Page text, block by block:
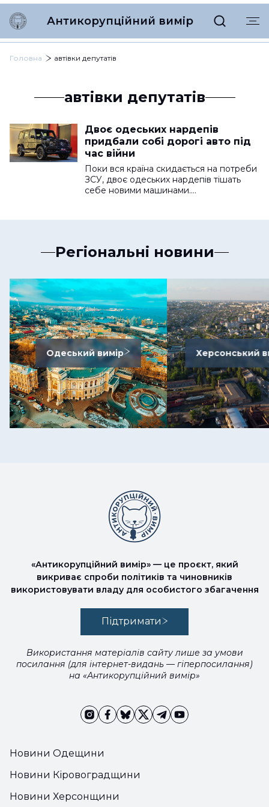
Антикорупційний вимір
Головна автівки депутатів
автівки депутатів
Двоє одеських нардепів
придбали собі дорогі авто під
час війни
Поки вся країна скидається на потреби
ЗСУ, двоє одеських нардепів тішать
себе новими машинами.…
Регіональні новини
Одеський вимір Херсонський
Новини Одещини
Новини Кіровоградщини
Новини Херсонщини
«Антикорупційний вимір» — це проєкт, який
викриває спроби політиків та чиновників
використовувати владу для особистого збагачення
Підтримати
Використання матеріалів сайту лише за умови
посилання (для інтернет-видань — гіперпосилання)
на «Антикорупційний вимір»